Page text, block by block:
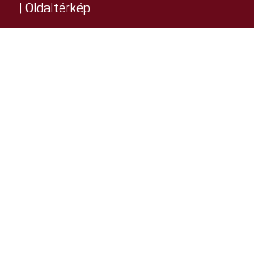
Oldaltérkép